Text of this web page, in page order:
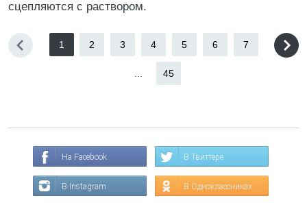
сцепляются с раствором.
1 2 3 4 5 6 7
45
На Facebook В Твиттере
В Instagram В Одноклассниках